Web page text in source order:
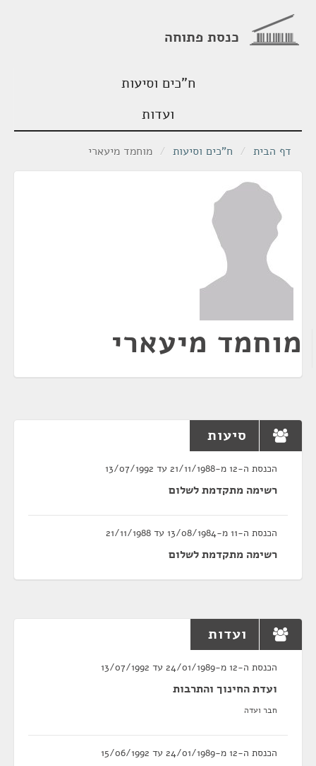
כנסת פתוחה
ח"כים וסיעות
ועדות
דף הבית / ח"כים וסיעות / מוחמד מיעארי
מוחמד מיעארי
סיעות
הכנסת ה-12 מ-21/11/1988 עד 13/07/1992
רשימה מתקדמת לשלום
הכנסת ה-11 מ-13/08/1984 עד 21/11/1988
רשימה מתקדמת לשלום
ועדות
הכנסת ה-12 מ-24/01/1989 עד 13/07/1992
ועדת החינוך והתרבות
חבר ועדה
הכנסת ה-12 מ-24/01/1989 עד 15/06/1992